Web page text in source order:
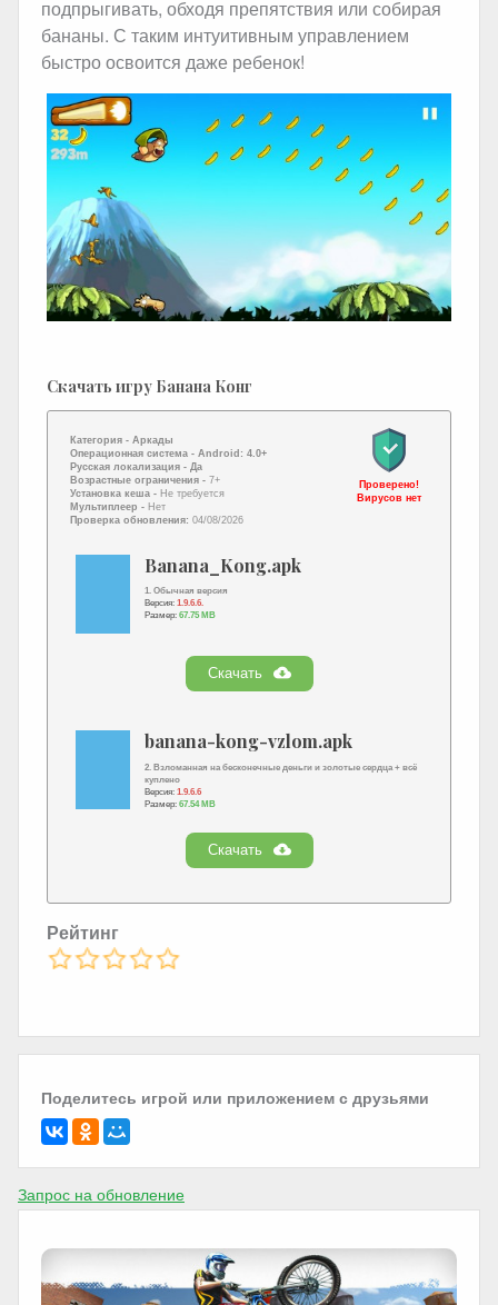
подпрыгивать, обходя препятствия или собирая
бананы. С таким интуитивным управлением
быстро освоится даже ребенок!
Скачать игру Банана Конг
Категория - Аркады
Операционная система - Android: 4.0+
Русская локализация - Да
Возрастные ограничения - 7+
Установка кеша - Не требуется
Мультиплеер - Нет
Проверка обновления: 04/08/2026
Проверено!
Вирусов нет
Banana_Kong.apk
1. Обычная версия
Версия: 1.9.6.6.
Размер: 67.75 MB
Скачать
banana-kong-vzlom.apk
2. Взломанная на бесконечные деньги и золотые сердца + всё
куплено
Версия: 1.9.6.6
Размер: 67.54 MB
Скачать
Рейтинг
Поделитесь игрой или приложением с друзьями
Запрос на обновление